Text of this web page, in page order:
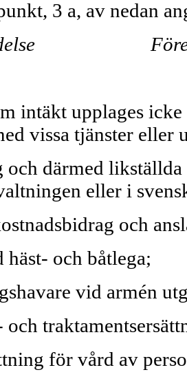
3 a, av nedan
intäkt upplages
vissa tjänster eller
därmed
eller i
och
häst- och båtlega;
vid armén
och
för vård av